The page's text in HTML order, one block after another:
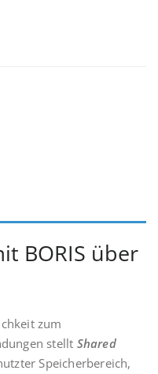
BORIS über
zum
stellt Shared
Speicherbereich,